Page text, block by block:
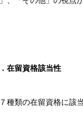
在留資格該当性
種類の在留資格に該